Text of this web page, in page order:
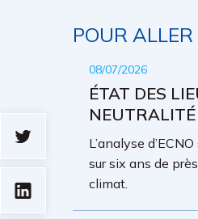
POUR ALLER
08/07/2026
ÉTAT DES
L’analyse
sur six ans de
climat.